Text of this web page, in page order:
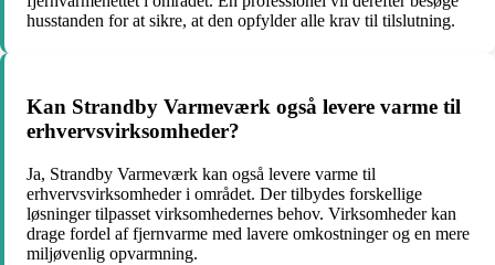
husstanden for at sikre, at den opfylder alle krav til tilslutning.
Kan Strandby Varmeværk også levere varme til
erhvervsvirksomheder?
Ja, Strandby Varmeværk kan også levere varme til
erhvervsvirksomheder i området. Der tilbydes forskellige
løsninger tilpasset virksomhedernes behov. Virksomheder kan
drage fordel af fjernvarme med lavere omkostninger og en mere
miljøvenlig opvarmning.